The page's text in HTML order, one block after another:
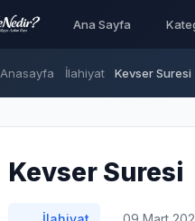
Ana Sayfa
Anasayfa İlahiyat Kevser Suresi
Kevser Suresi